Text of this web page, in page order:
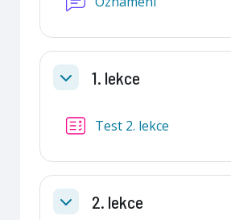
Свернуть
1. lekce
Test 2. lekce
Свернуть2. lekce